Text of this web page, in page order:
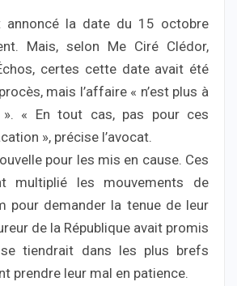
annoncé la date du 15 octobre
Mais, selon Me Ciré Clédor,
certes cette date avait été
mais l’affaire « n’est plus à
». « En tout cas, pas pour ces
», précise l’avocat.
pour les mis en cause. Ces
multiplié les mouvements de
pour demander la tenue de leur
de la République avait promis
se tiendrait dans les plus brefs
prendre leur mal en patience.